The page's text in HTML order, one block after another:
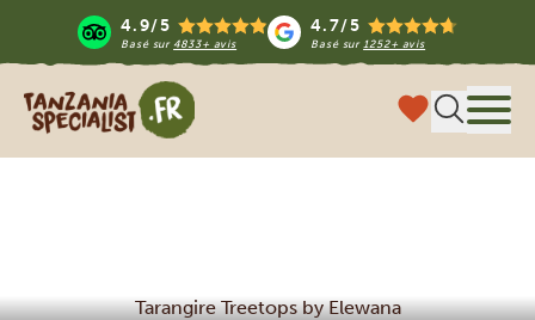
4.9/5
Basé sur 4833+ avis
4.7/5
Basé sur1252+ avis
Tanzania Specialist
Tarangire Treetops by Elewana